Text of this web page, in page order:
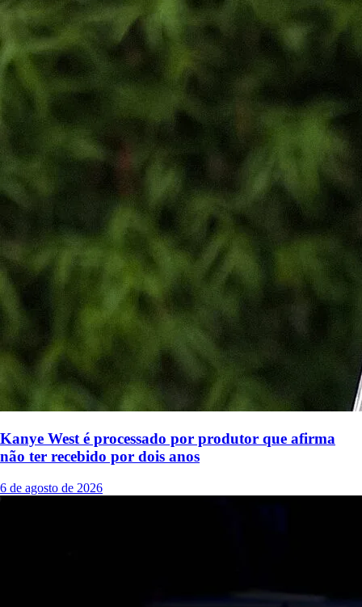
Kanye West é processado por produtor que afirma
não ter recebido por dois anos
6 de agosto de 2026